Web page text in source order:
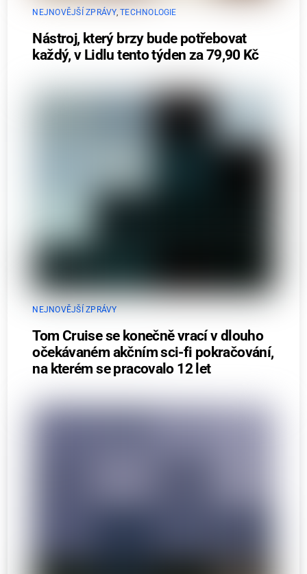
NEJNOVĚJŠÍ ZPRÁVY,TECHNOLOGIE
Nástroj, který brzy bude potřebovat
každý, v Lidlu tento týden za 79,90 Kč
NEJNOVĚJŠÍ ZPRÁVY
Tom Cruise se konečně vrací v dlouho
očekávaném akčním sci-fi pokračování,
na kterém se pracovalo 12 let